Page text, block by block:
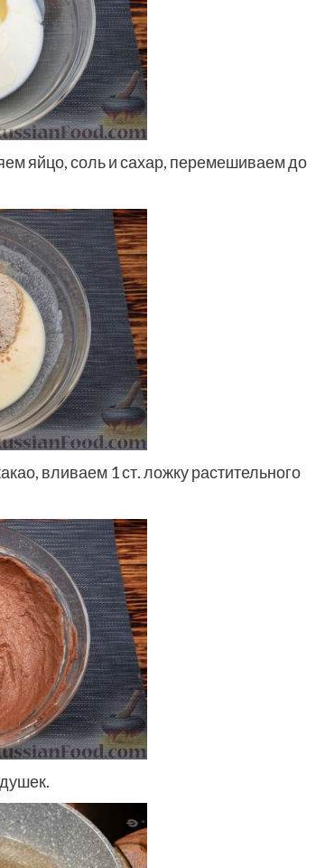
яйцо, соль и сахар, перемешиваем до
вливаем 1 ст. ложку растительного